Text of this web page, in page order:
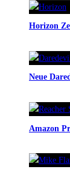
Horizon
Neue
Amazon